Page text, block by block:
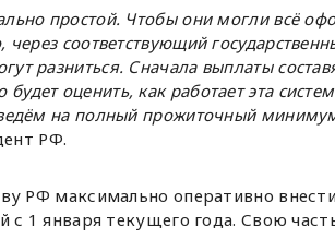
простой. Чтобы они могли всё
соответствующий
разниться. Сначала выплаты
оценить, как работает эта
на полный прожиточный
РФ.
РФ максимально оперативно
1 января текущего года. Свою